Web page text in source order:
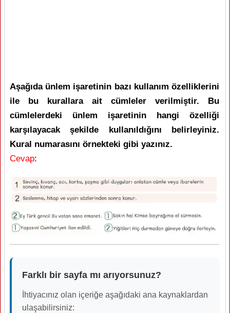
Aşağıda ünlem işaretinin bazı kullanım özelliklerini
ile bu kurallara ait cümleler verilmiştir. Bu
cümlelerdeki ünlem işaretinin hangi özelliği
karşılayacak şekilde kullanıldığını belirleyiniz.
Kural numarasını örnekteki gibi yazınız.
Cevap:
Farklı bir sayfa mı arıyorsunuz?
İhtiyacınız olan içeriğe aşağıdaki ana kaynaklardan
ulaşabilirsiniz: